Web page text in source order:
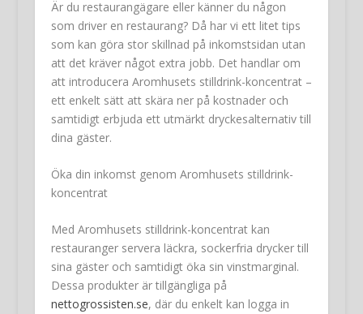
Är du restaurangägare eller känner du någon
som driver en restaurang? Då har vi ett litet tips
som kan göra stor skillnad på inkomstsidan utan
att det kräver något extra jobb. Det handlar om
att introducera Aromhusets stilldrink-koncentrat –
ett enkelt sätt att skära ner på kostnader och
samtidigt erbjuda ett utmärkt dryckesalternativ till
dina gäster.
Öka din inkomst genom Aromhusets stilldrink-
koncentrat
Med Aromhusets stilldrink-koncentrat kan
restauranger servera läckra, sockerfria drycker till
sina gäster och samtidigt öka sin vinstmarginal.
Dessa produkter är tillgängliga på
nettogrossisten.se, där du enkelt kan logga in